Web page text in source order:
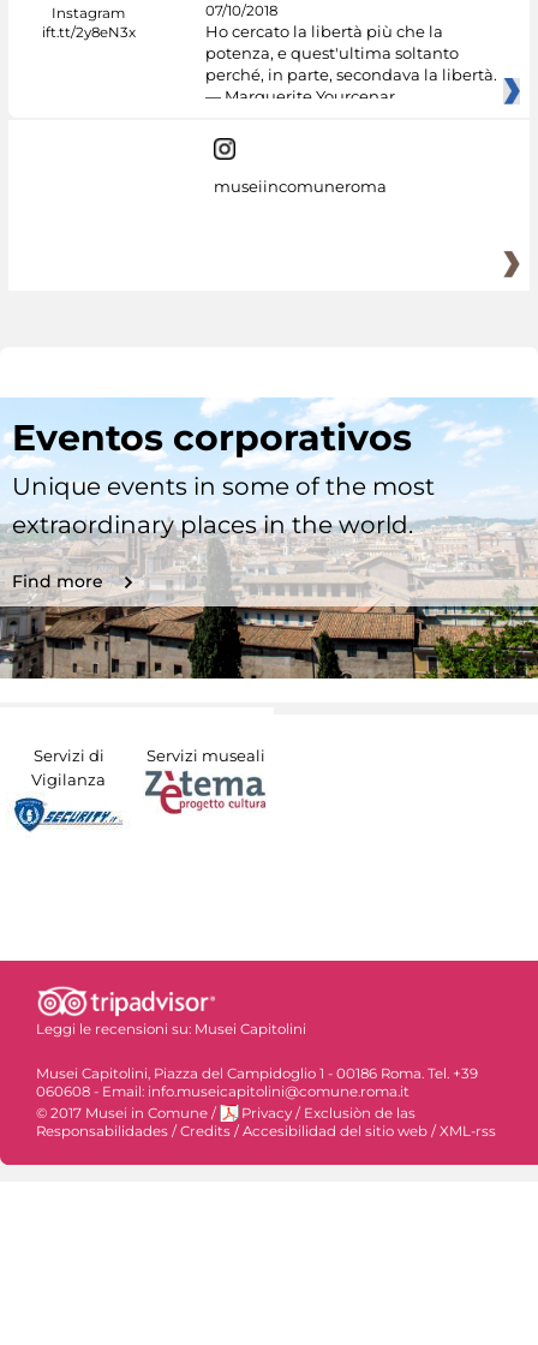
07/10/2018
Ho cercato la libertà più che la
potenza, e quest'ultima soltanto
perché, in parte, secondava la libertà.
— Marguerite Yourcenar
museiincomuneroma
Eventos corporativos
Unique events in some of the most
extraordinary places in the world.
Find more
Servizi di
Vigilanza
Servizi museali
Leggi le recensioni su: Musei Capitolini
Musei Capitolini, Piazza del Campidoglio 1 - 00186 Roma. Tel. +39
060608 - Email: info.museicapitolini@comune.roma.it
© 2017 Musei in Comune / Privacy / Exclusiòn de las
Responsabilidades /Credits /Accesibilidad del sitio web /XML-rss